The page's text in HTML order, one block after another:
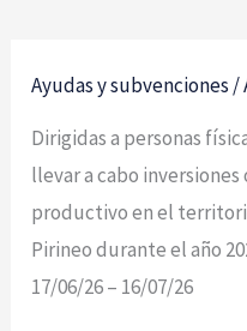
Ayudas y subvenciones /
Dirigidas a personas
llevar a cabo
productivo en el
Pirineo durante el año
17/06/26 – 16/07/26
Ayudas
a
la
inversión
en
emprendimiento